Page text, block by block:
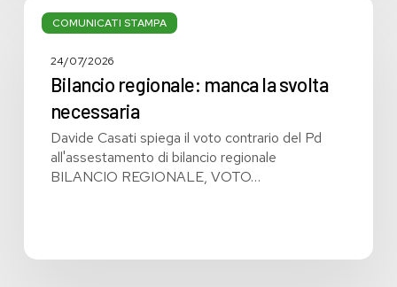
COMUNICATI STAMPA
regionale:
svolta
24/07/2026
Bilancio regionale: manca la svolta
necessaria
Davide Casati spiega il voto contrario del Pd
all'assestamento di bilancio regionale
BILANCIO REGIONALE, VOTO…